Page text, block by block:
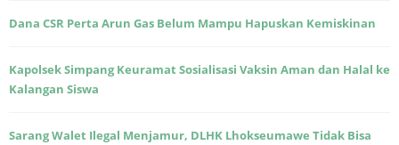
Dana CSR Perta Arun Gas Belum Mampu Hapuskan Kemiskinan
Kapolsek Simpang Keuramat Sosialisasi Vaksin Aman dan Halal ke
Kalangan Siswa
Sarang Walet Ilegal Menjamur, DLHK Lhokseumawe Tidak Bisa